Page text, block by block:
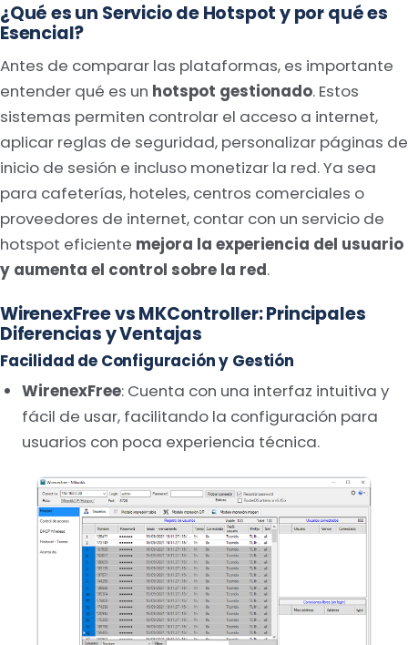
¿Qué es un Servicio de Hotspot y por qué es
Esencial?
Antes de comparar las plataformas, es importante
entender qué es un hotspot gestionado. Estos
sistemas permiten controlar el acceso a internet,
aplicar reglas de seguridad, personalizar páginas de
inicio de sesión e incluso monetizar la red. Ya sea
para cafeterías, hoteles, centros comerciales o
proveedores de internet, contar con un servicio de
hotspot eficiente mejora la experiencia del usuario
y aumenta el control sobre la red.
WirenexFree vs MKController: Principales
Diferencias y Ventajas
Facilidad de Configuración y Gestión
WirenexFree: Cuenta con una interfaz intuitiva y
fácil de usar, facilitando la configuración para
usuarios con poca experiencia técnica.